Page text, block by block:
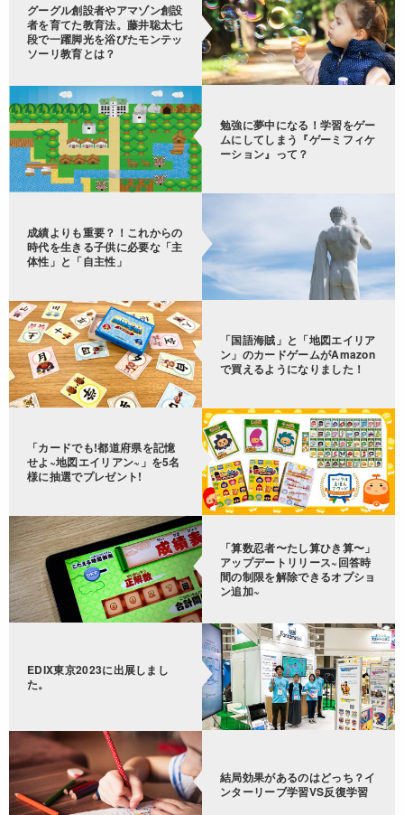
グーグル創設者やアマゾン創設
者を育てた教育法。藤井聡太七
段で一躍脚光を浴びたモンテッ
ソーリ教育とは？
勉強に夢中になる！学習をゲー
ムにしてしまう『ゲーミフィケ
ーション』って？
成績よりも重要？！これからの
時代を生きる子供に必要な「主
体性」と「自主性」
「国語海賊」と「地図エイリア
ン」のカードゲームがAmazon
で買えるようになりました！
「カードでも!都道府県を記憶
せよ~地図エイリアン~」を5名
様に抽選でプレゼント!
「算数忍者〜たし算ひき算〜」
アップデートリリース~回答時
間の制限を解除できるオプショ
ン追加~
EDIX東京2023に出展しまし
た。
結局効果があるのはどっち？イ
ンターリーブ学習VS反復学習